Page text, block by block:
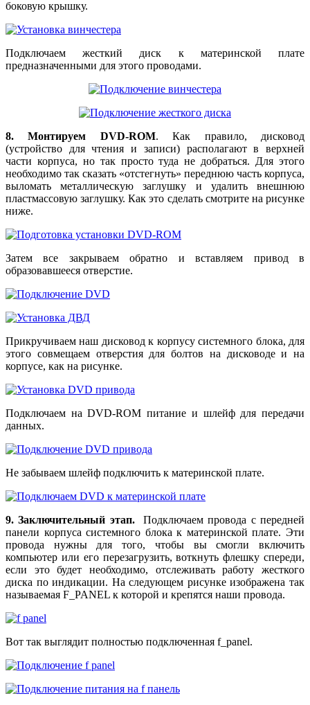
боковую крышку.
Подключаем жесткий диск к материнской плате
предназначенными для этого проводами.
8. Монтируем DVD-ROM. Как правило, дисковод
(устройство для чтения и записи) располагают в верхней
части корпуса, но так просто туда не добраться. Для этого
необходимо так сказать «отстегнуть» переднюю часть корпуса,
выломать металлическую заглушку и удалить внешнюю
пластмассовую заглушку. Как это сделать смотрите на рисунке
ниже.
Затем все закрываем обратно и вставляем привод в
образовавшееся отверстие.
Прикручиваем наш дисковод к корпусу системного блока, для
этого совмещаем отверстия для болтов на дисководе и на
корпусе, как на рисунке.
Подключаем на DVD-ROM питание и шлейф для передачи
данных.
Не забываем шлейф подключить к материнской плате.
9. Заключительный этап.Подключаем провода с передней
панели корпуса системного блока к материнской плате. Эти
провода нужны для того, чтобы вы смогли включить
компьютер или его перезагрузить, воткнуть флешку спереди,
если это будет необходимо, отслеживать работу жесткого
диска по индикации. На следующем рисунке изображена так
называемая F_PANEL к которой и крепятся наши провода.
Вот так выглядит полностью подключенная f_panel.